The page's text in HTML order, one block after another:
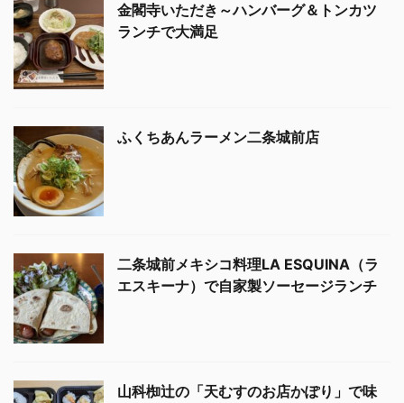
金閣寺いただき～ハンバーグ＆トンカツ
ランチで大満足
ふくちあんラーメン二条城前店
二条城前メキシコ料理LA ESQUINA（ラ
エスキーナ）で自家製ソーセージランチ
山科椥辻の「天むすのお店かぽり」で味